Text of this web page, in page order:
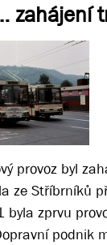
zahájení
provoz byl
ze Stříbrníků
byla zprvu
podnik